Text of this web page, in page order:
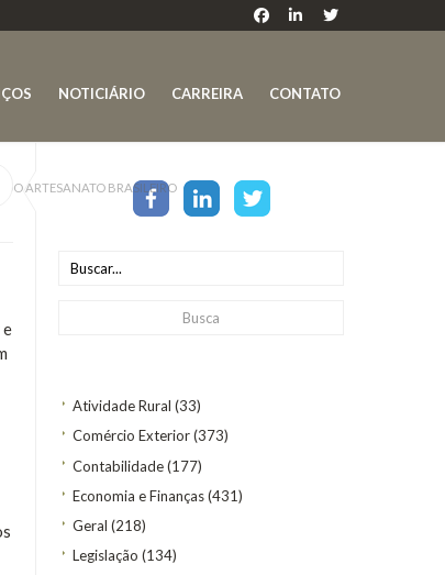
NOTICIÁRIO CARREIRA CONTATO
Atividade Rural (33)
Comércio Exterior(373)
Contabilidade(177)
Economia e Finanças(431)
Geral (218)
Legislação (134)
ARTESANATO BRASILEIRO